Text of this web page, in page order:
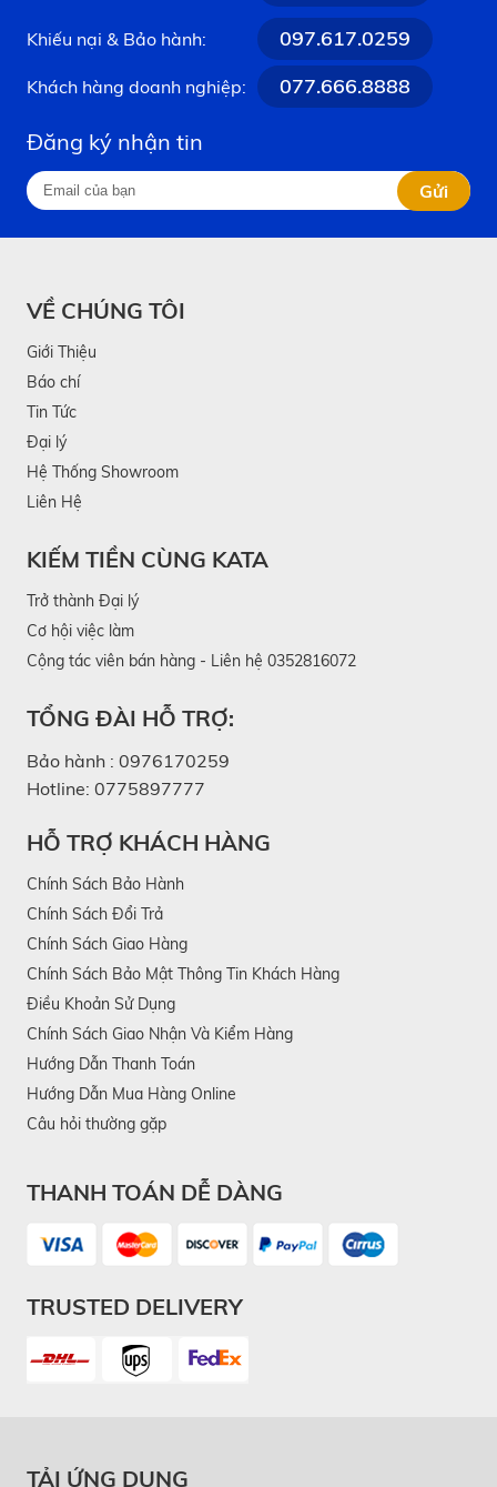
Khiếu nại & Bảo hành: 097.617.0259
Khách hàng doanh nghiệp: 077.666.8888
Đăng ký nhận tin
Gửi
VỀ CHÚNG TÔI
Giới Thiệu
Báo chí
Tin Tức
Đại lý
Hệ Thống Showroom
Liên Hệ
KIẾM TIỀN CÙNG KATA
Trở thành Đại lý
Cơ hội việc làm
Cộng tác viên bán hàng - Liên hệ 0352816072
TỔNG ĐÀI HỖ TRỢ:
Bảo hành : 0976170259
Hotline: 0775897777
HỖ TRỢ KHÁCH HÀNG
Chính Sách Bảo Hành
Chính Sách Đổi Trả
Chính Sách Giao Hàng
Chính Sách Bảo Mật Thông Tin Khách Hàng
Điều Khoản Sử Dụng
Chính Sách Giao Nhận Và Kiểm Hàng
Hướng Dẫn Thanh Toán
Hướng Dẫn Mua Hàng Online
Câu hỏi thường gặp
THANH TOÁN DỄ DÀNG
TRUSTED DELIVERY
TẢI ỨNG DỤNG